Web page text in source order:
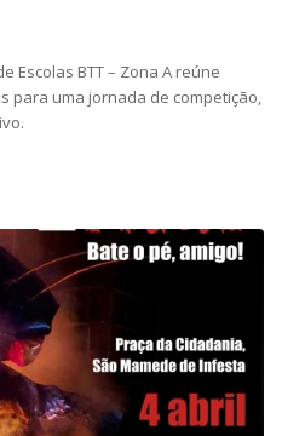
Escolas BTT – Zona A reúne
para uma jornada de competição,